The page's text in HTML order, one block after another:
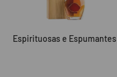
Espirituosas e Espumantes